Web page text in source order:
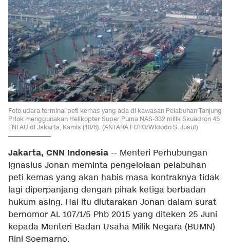
Foto udara terminal peti kemas yang ada di kawasan Pelabuhan Tanjung
Priok menggunakan Helikopter Super Puma NAS-332 milik Skuadron 45
TNI AU di Jakarta, Kamis (18/6). (ANTARA FOTO/Widodo S. Jusuf)
Jakarta, CNN Indonesia -- Menteri Perhubungan
Ignasius Jonan meminta pengelolaan pelabuhan
peti kemas yang akan habis masa kontraknya tidak
lagi diperpanjang dengan pihak ketiga berbadan
hukum asing. Hal itu diutarakan Jonan dalam surat
bernomor AI. 107/1/5 Phb 2015 yang diteken 25 Juni
kepada Menteri Badan Usaha Milik Negara (BUMN)
Rini Soemarno.